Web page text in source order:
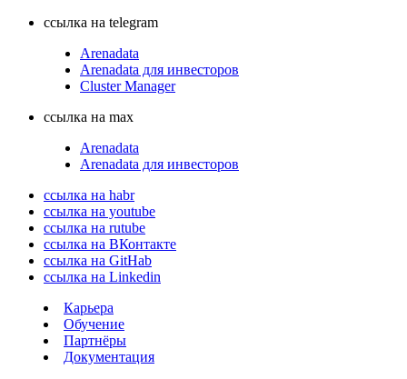
ссылка на telegram
Arenadata
Arenadata для инвесторов
Cluster Manager
ссылка на max
Arenadata
Arenadata для инвесторов
ссылка на habr
ссылка на youtube
ссылка на rutube
ссылка на ВКонтакте
ссылка на GitHab
ссылка на Linkedin
Карьера
Обучение
Партнёры
Документация